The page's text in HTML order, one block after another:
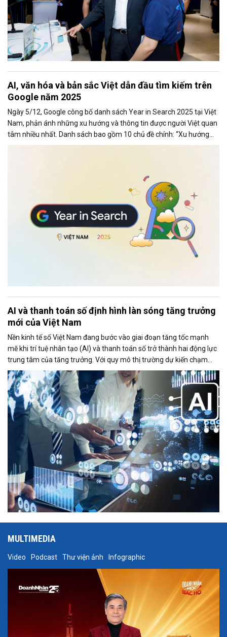
AI, văn hóa và bản sắc Việt dẫn đầu tìm kiếm trên
Google năm 2025
Ngày 5/12, Google công bố danh sách Year in Search 2025 tại Việt
Nam, phản ánh những xu hướng và thông tin được người Việt quan
tâm nhiều nhất. Danh sách bao gồm 10 chủ đề chính: “Xu hướng
chung,” “Tạo ảnh,” “Phim ảnh (chung),” “Phim ảnh Việt Nam,”
AI và thanh toán số định hình làn sóng tăng trưởng
mới của Việt Nam
Nền kinh tế số Việt Nam đang bước vào giai đoạn tăng tốc mạnh
mẽ khi trí tuệ nhân tạo (AI) và thanh toán số trở thành hai động lực
trung tâm của tăng trưởng. Với quy mô thị trường dự kiến chạm
mốc 39 tỷ USD trong năm 2025, Việt Nam đang nổi lên như một
trong những điểm sáng của Đông Nam Á về mức độ sẵn sàng công
nghệ, tốc độ số hóa và khả năng hấp thụ các mô hình kinh doanh
mới.
MULTIMEDIA
Video Podcast Thư viện ảnh Infographic